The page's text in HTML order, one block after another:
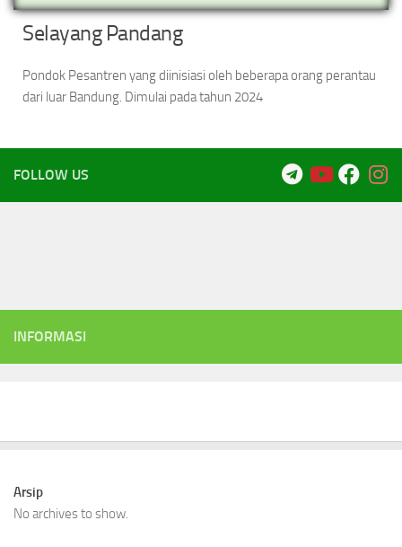
Selayang Pandang
Pondok Pesantren yang diinisiasi oleh beberapa orang perantau
dari luar Bandung. Dimulai pada tahun 2024
FOLLOW US
INFORMASI
Arsip
No archives to show.